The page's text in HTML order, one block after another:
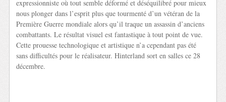
expressionniste où tout semble déformé et déséquilibré pour mieux
nous plonger dans l’esprit plus que tourmenté d’un vétéran de la
Première Guerre mondiale alors qu’il traque un assassin d’anciens
combattants. Le résultat visuel est fantastique à tout point de vue.
Cette prouesse technologique et artistique n’a cependant pas été
sans difficultés pour le réalisateur. Hinterland sort en salles ce 28
décembre.